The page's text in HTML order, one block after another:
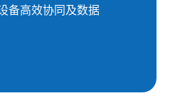
备高效协同及数据